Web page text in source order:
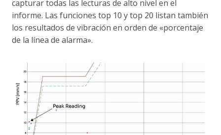
capturar todas las lecturas de alto nivel en el
informe. Las funciones top 10 y top 20 listan también
los resultados de vibración en orden de «porcentaje
de la línea de alarma».